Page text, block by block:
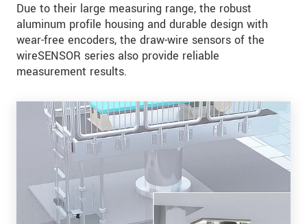
Due to their large measuring range, the robust
aluminum profile housing and durable design with
wear-free encoders, the draw-wire sensors of the
wireSENSOR series also provide reliable
measurement results.